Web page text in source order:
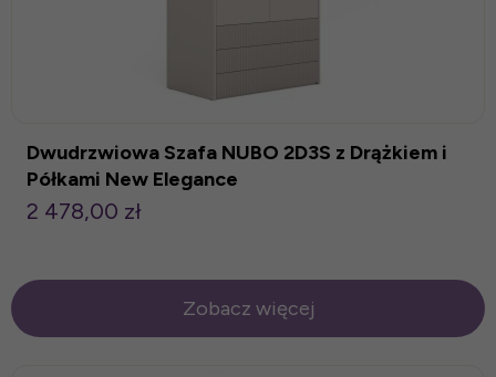
Dwudrzwiowa Szafa NUBO 2D3S z Drążkiem i
Półkami New Elegance
2 478,00 zł
Zobacz więcej